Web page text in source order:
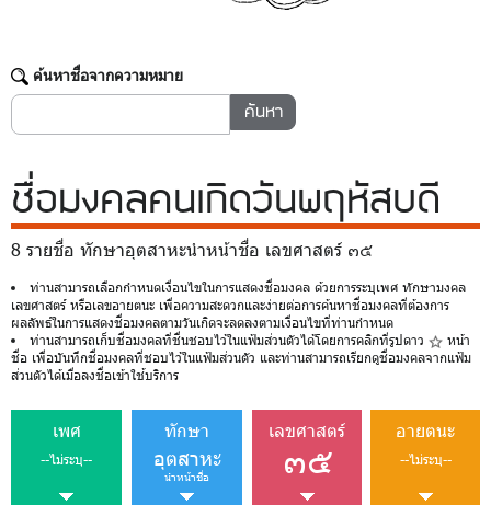
ค้นหาชื่อจากความหมาย
ชื่อมงคลคนเกิดวันพฤหัสบดี
8 รายชื่อ ทักษาอุตสาหะนำหน้าชื่อ เลขศาสตร์ ๓๕
ท่านสามารถเลือกกำหนดเงื่อนไขในการแสดงชื่อมงคล ด้วยการระบุเพศ ทักษามงคล
เลขศาสตร์ หรือเลขอายตนะ เพื่อความสะดวกและง่ายต่อการค้นหาชื่อมงคลที่ต้องการ
ผลลัพธ์ในการแสดงชื่อมงคลตามวันเกิดจะลดลงตามเงื่อนไขที่ท่านกำหนด
ท่านสามารถเก็บชื่อมงคลที่ชื่นชอบไว้ในแฟ้มส่วนตัวได้โดยการคลิกที่รูปดาว
หน้า
ชื่อ เพื่อบันทึกชื่อมงคลที่ชอบไว้ในแฟ้มส่วนตัว และท่านสามารถเรียกดูชื่อมงคลจากแฟ้ม
ส่วนตัวได้เมื่อลงชื่อเข้าใช้บริการ
เพศ
--ไม่ระบุ--
ทักษา
อุตสาหะ
นำหน้าชื่อ
เลขศาสตร์
๓๕
อายตนะ
--ไม่ระบุ--